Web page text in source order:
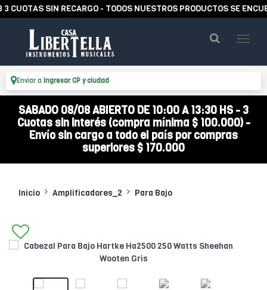
SIN RECARGO - TODOS NUESTROS PRODUCTOS SE
Enviar a Ingresar CP y ciudad
SABADO 08/08 ABIERTO DE 10:00 A 13:30 HS - 3
Cuotas sin interés (compra mínima $ 100.000) -
Envío sin cargo a todo el país por compras
superiores $ 170.000
Inicio Amplificadores_2 Para Bajo